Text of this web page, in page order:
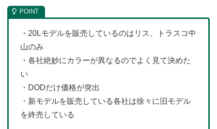
・20Lモデルを販売しているのはリス、トラスコ中
山のみ
・各社絶妙にカラーが異なるのでよく見て決めた
い
・DODだけ価格が突出
・新モデルを販売している各社は徐々に旧モデル
を終売している